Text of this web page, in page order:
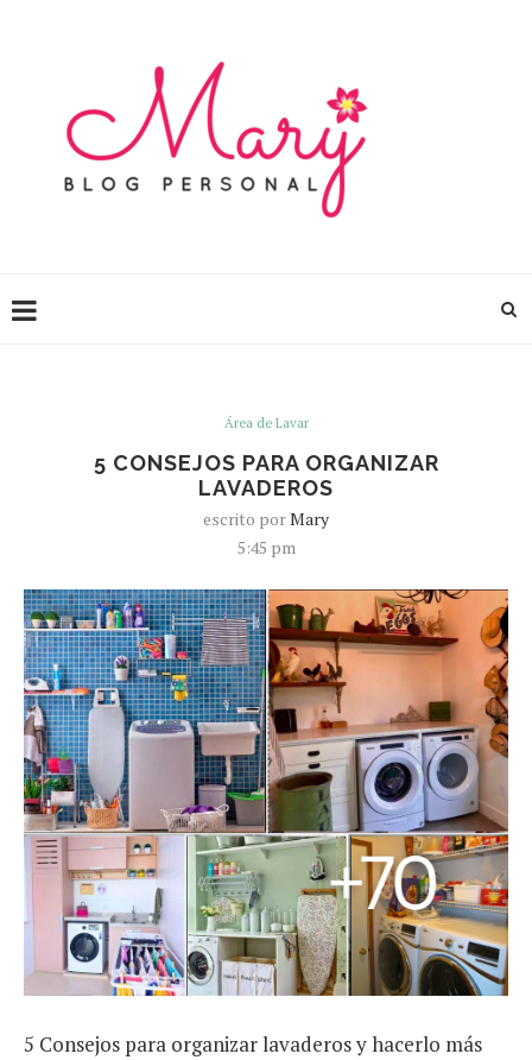
Área de Lavar
5 CONSEJOS PARA ORGANIZAR
LAVADEROS
escrito porMary
5:45 pm
5 Consejos para organizar lavaderos y hacerlo más